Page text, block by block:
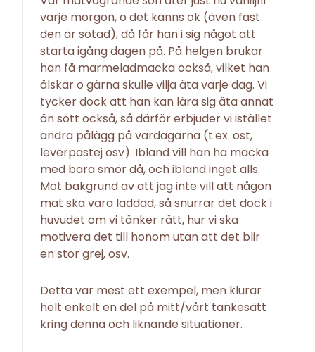
varje morgon, o det känns ok (även fast
den är sötad), då får han i sig något att
starta igång dagen på. På helgen brukar
han få marmeladmacka också, vilket han
älskar o gärna skulle vilja äta varje dag. Vi
tycker dock att han kan lära sig äta annat
än sött också, så därför erbjuder vi istället
andra pålägg på vardagarna (t.ex. ost,
leverpastej osv). Ibland vill han ha macka
med bara smör då, och ibland inget alls.
Mot bakgrund av att jag inte vill att någon
mat ska vara laddad, så snurrar det dock i
huvudet om vi tänker rätt, hur vi ska
motivera det till honom utan att det blir
en stor grej, osv.
Detta var mest ett exempel, men klurar
helt enkelt en del på mitt/vårt tankesätt
kring denna och liknande situationer.